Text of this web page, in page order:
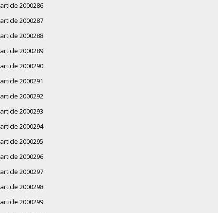
article 2000286
article 2000287
article 2000288
article 2000289
article 2000290
article 2000291
article 2000292
article 2000293
article 2000294
article 2000295
article 2000296
article 2000297
article 2000298
article 2000299